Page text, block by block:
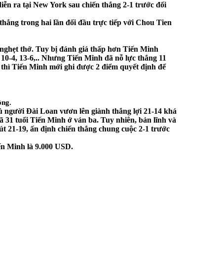
ra tại New York sau chiến thắng 2-1 trước đối
trong hai lần đối đầu trực tiếp với Chou Tien
thở. Tuy bị đánh giá thấp hơn Tiến Minh
4, 13-6,.. Nhưng Tiến Minh đã nỗ lực thắng 11
Tiến Minh mới ghi được 2 điểm quyết định để
người Đài Loan vươn lên giành thắng lợi 21-14 khá
31 tuổi Tiến Minh ở ván ba. Tuy nhiên, bản lĩnh và
21-19, ấn định chiến thắng chung cuộc 2-1 trước
Minh là 9.000 USD.